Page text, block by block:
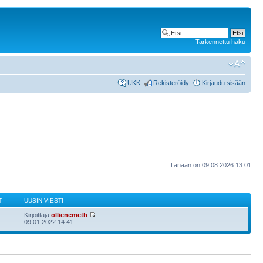
Tarkennettu haku
UKK Rekisteröidy Kirjaudu sisään
Tänään on 09.08.2026 13:01
UUSIN VIESTI
Kirjoittajaollienemeth
09.01.2022 14:41